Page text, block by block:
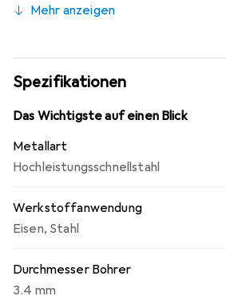
Leistung und Langlebigkeit, während
gewährleistet. Der Bohrer ist für
Materialien mit einer Festigkeit von
konzipiert und bietet eine
ihn zu einer ausgezeichneten Wahl
Stück, was eine wirtschaftliche
Anwender darstellt.
Mehr anzeigen
Spezifikationen
Das Wichtigste auf einen Blick
Metallart
Hochleistungsschnellstahl
Werkstoffanwendung
Eisen, Stahl
Durchmesser Bohrer
3.4 mm